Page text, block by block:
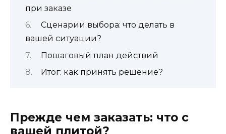
при заказе
Сценарии выбора: что делать в
вашей ситуации?
Пошаговый план действий
Итог: как принять решение?
Прежде чем заказать: что с
вашей плитой?